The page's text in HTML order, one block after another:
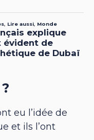
eu l’idée de
et ils l’ont